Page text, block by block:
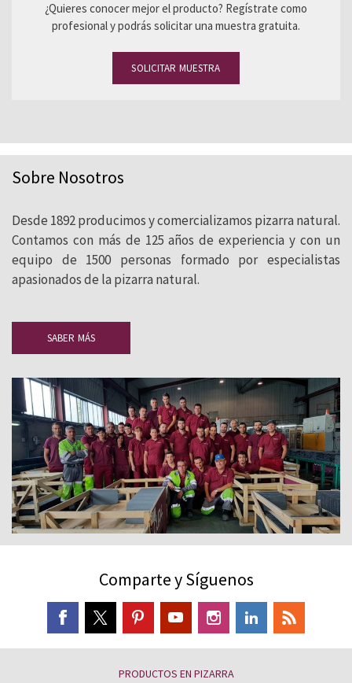
¿Quieres conocer mejor el producto? Regístrate como
profesional y podrás solicitar una muestra gratuita.
SOLICITAR MUESTRA
Sobre Nosotros
Desde 1892 producimos y comercializamos pizarra natural.
Contamos con más de 125 años de experiencia y con un
equipo de 1500 personas formado por especialistas
apasionados de la pizarra natural.
SABER MÁS
Comparte y Síguenos
PRODUCTOS EN PIZARRA